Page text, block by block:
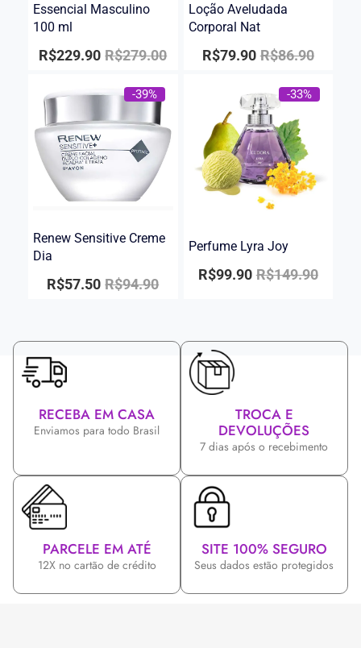
Essencial Masculino
100 ml
R$279.00
R$229.90
Loção Aveludada
Corporal Nat
R$86.90
R$79.90
-39%
Renew Sensitive Creme
Dia
R$94.90
R$57.50
-33%
Perfume Lyra Joy
R$149.90
R$99.90
RECEBA EM CASA
Enviamos para todo Brasil
TROCA E
DEVOLUÇÕES
7 dias após o recebimento
PARCELE EM ATÉ
12X no cartão de crédito
SITE 100% SEGURO
Seus dados estão protegidos